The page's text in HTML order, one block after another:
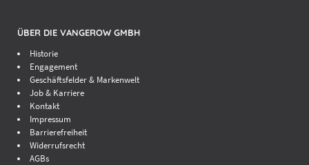
ÜBER DIE VANGEROW GMBH
Historie
Engagement
Geschäftsfelder & Markenwelt
Job & Karriere
Kontakt
Impressum
Barrierefreiheit
Widerrufsrecht
AGBs